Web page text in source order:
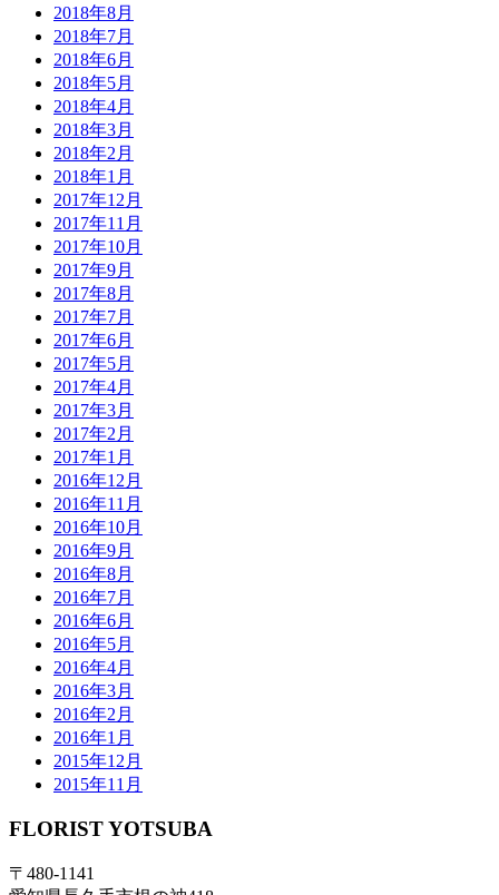
2018年8月
2018年7月
2018年6月
2018年5月
2018年4月
2018年3月
2018年2月
2018年1月
2017年12月
2017年11月
2017年10月
2017年9月
2017年8月
2017年7月
2017年6月
2017年5月
2017年4月
2017年3月
2017年2月
2017年1月
2016年12月
2016年11月
2016年10月
2016年9月
2016年8月
2016年7月
2016年6月
2016年5月
2016年4月
2016年3月
2016年2月
2016年1月
2015年12月
2015年11月
FLORIST YOTSUBA
〒480-1141